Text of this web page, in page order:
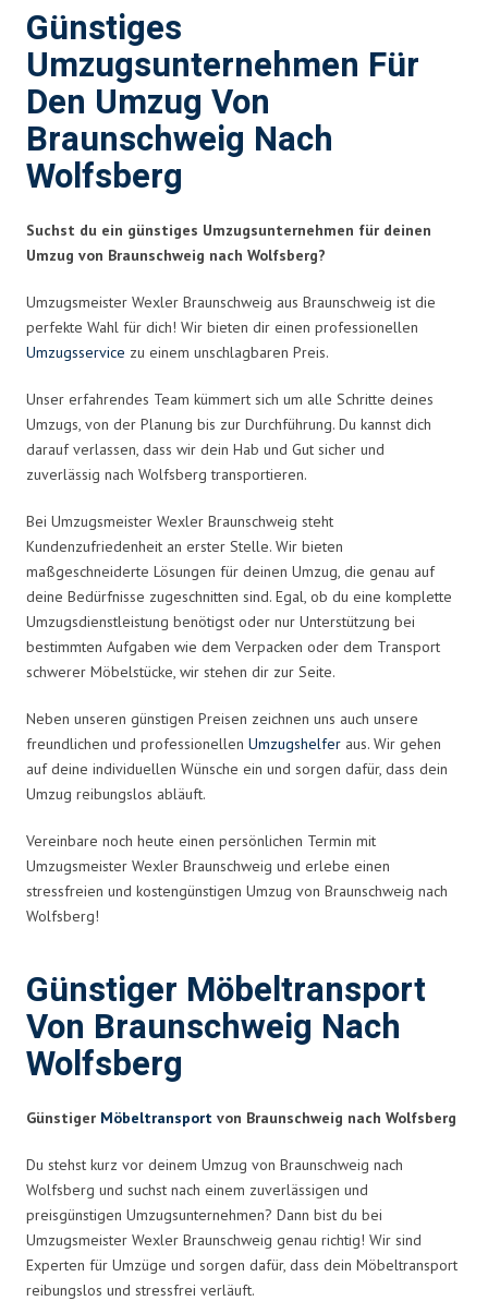
Günstiges
Umzugsunternehmen Für
Den Umzug Von
Braunschweig Nach
Wolfsberg
Suchst du ein günstiges Umzugsunternehmen für deinen
Umzug von Braunschweig nach Wolfsberg?
Umzugsmeister Wexler Braunschweig aus Braunschweig ist die
perfekte Wahl für dich! Wir bieten dir einen professionellen
Umzugsservice zu einem unschlagbaren Preis.
Unser erfahrendes Team kümmert sich um alle Schritte deines
Umzugs, von der Planung bis zur Durchführung. Du kannst dich
darauf verlassen, dass wir dein Hab und Gut sicher und
zuverlässig nach Wolfsberg transportieren.
Bei Umzugsmeister Wexler Braunschweig steht
Kundenzufriedenheit an erster Stelle. Wir bieten
maßgeschneiderte Lösungen für deinen Umzug, die genau auf
deine Bedürfnisse zugeschnitten sind. Egal, ob du eine komplette
Umzugsdienstleistung benötigst oder nur Unterstützung bei
bestimmten Aufgaben wie dem Verpacken oder dem Transport
schwerer Möbelstücke, wir stehen dir zur Seite.
Neben unseren günstigen Preisen zeichnen uns auch unsere
freundlichen und professionellen Umzugshelfer aus. Wir gehen
auf deine individuellen Wünsche ein und sorgen dafür, dass dein
Umzug reibungslos abläuft.
Vereinbare noch heute einen persönlichen Termin mit
Umzugsmeister Wexler Braunschweig und erlebe einen
stressfreien und kostengünstigen Umzug von Braunschweig nach
Wolfsberg!
Günstiger Möbeltransport
Von Braunschweig Nach
Wolfsberg
Günstiger Möbeltransport von Braunschweig nach Wolfsberg
Du stehst kurz vor deinem Umzug von Braunschweig nach
Wolfsberg und suchst nach einem zuverlässigen und
preisgünstigen Umzugsunternehmen? Dann bist du bei
Umzugsmeister Wexler Braunschweig genau richtig! Wir sind
Experten für Umzüge und sorgen dafür, dass dein Möbeltransport
reibungslos und stressfrei verläuft.